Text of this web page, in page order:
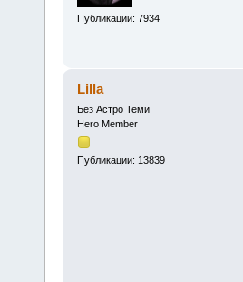
Публикации: 7934
Lilla
Без Астро Теми
Hero Member
Публикации: 13839